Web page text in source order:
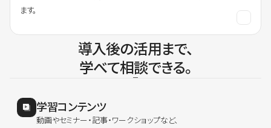
ます。
導入後の活用まで、
学べて相談できる。
学習コンテンツ
動画やセミナー・記事・ワークショップなど、